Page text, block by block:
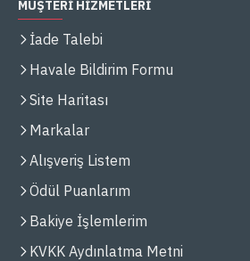
MÜŞTERİ HİZMETLERİ
İade Talebi
Havale Bildirim Formu
Site Haritası
Markalar
Alışveriş Listem
Ödül Puanlarım
Bakiye İşlemlerim
KVKK Aydınlatma Metni